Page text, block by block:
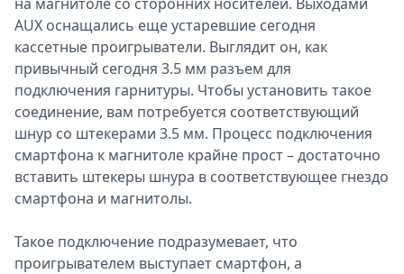
AUX оснащались еще устаревшие сегодня
кассетные проигрыватели. Выглядит он, как
привычный сегодня 3.5 мм разъем для
подключения гарнитуры. Чтобы установить такое
соединение, вам потребуется соответствующий
шнур со штекерами 3.5 мм. Процесс подключения
смартфона к магнитоле крайне прост – достаточно
вставить штекеры шнура в соответствующее гнездо
смартфона и магнитолы.
Такое подключение подразумевает, что
проигрывателем выступает смартфон, а